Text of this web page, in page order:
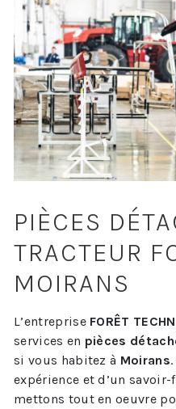
PIÈCES
TRACTEUR
MOIRANS
L’entreprise FORÊT
services en pièces
si vous habitez à Moirans
expérience et d’un
mettons tout en oeuvre